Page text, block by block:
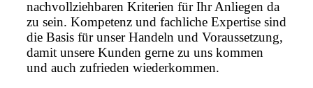
nachvollziehbaren Kriterien für Ihr Anliegen da
zu sein. Kompetenz und fachliche Expertise sind
die Basis für unser Handeln und Voraussetzung,
damit unsere Kunden gerne zu uns kommen
und auch zufrieden wiederkommen.